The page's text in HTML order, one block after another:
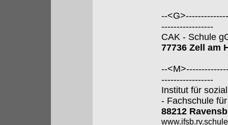
--
-----------------
CAK - Schule
77736 Zell am
--
-----------------
Institut für
- Fachschule
88212